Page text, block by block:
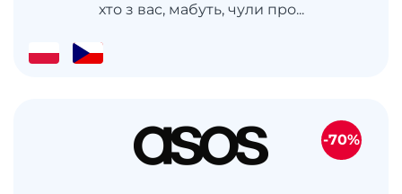
хто з вас, мабуть, чули про...
-70%